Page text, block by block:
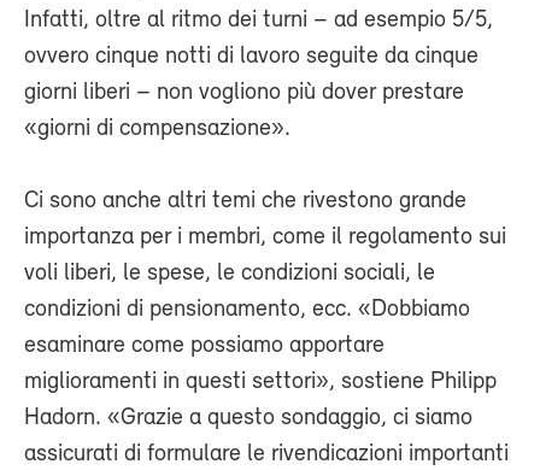
Infatti, oltre al ritmo dei turni – ad esempio 5/5,
ovvero cinque notti di lavoro seguite da cinque
giorni liberi – non vogliono più dover prestare
«giorni di compensazione».
Ci sono anche altri temi che rivestono grande
importanza per i membri, come il regolamento sui
voli liberi, le spese, le condizioni sociali, le
condizioni di pensionamento, ecc. «Dobbiamo
esaminare come possiamo apportare
miglioramenti in questi settori», sostiene Philipp
Hadorn. «Grazie a questo sondaggio, ci siamo
assicurati di formulare le rivendicazioni importanti